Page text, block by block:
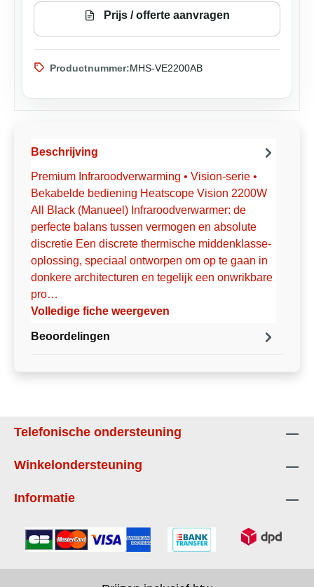
Prijs / offerte aanvragen
Productnummer:MHS-VE2200AB
Beschrijving
Premium Infraroodverwarming • Vision-serie •
Bekabelde bediening Heatscope Vision 2200W
All Black (Manueel) Infraroodverwarmer: de
perfecte balans tussen vermogen en absolute
discretie Een discrete thermische middenklasse-
oplossing, speciaal ontworpen om op te gaan in
donkere architecturen en tegelijk een onwrikbare
pro…
Volledige fiche weergeven
Beoordelingen
Telefonische ondersteuning
Winkelondersteuning
Informatie